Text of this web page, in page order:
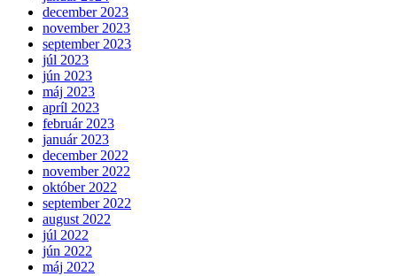
december 2023
november 2023
september 2023
júl 2023
jún 2023
máj 2023
apríl 2023
február 2023
január 2023
december 2022
november 2022
október 2022
september 2022
august 2022
júl 2022
jún 2022
máj 2022